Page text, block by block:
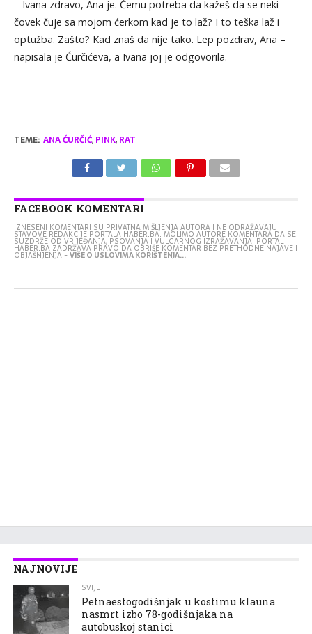
– Ivana zdravo, Ana je. Čemu potreba da kažeš da se neki
čovek čuje sa mojom ćerkom kad je to laž? I to teška laž i
optužba. Zašto? Kad znaš da nije tako. Lep pozdrav, Ana –
napisala je Ćurčićeva, a Ivana joj je odgovorila.
TEME: ANA ĆURČIĆ, PINK, RAT
FACEBOOK KOMENTARI
IZNESENI KOMENTARI SU PRIVATNA MIŠLJENJA AUTORA I NE ODRAŽAVAJU
STAVOVE REDAKCIJE PORTALA HABER.BA. MOLIMO AUTORE KOMENTARA DA SE
SUZDRŽE OD VRIJEĐANJA, PSOVANJA I VULGARNOG IZRAŽAVANJA. PORTAL
HABER.BA ZADRŽAVA PRAVO DA OBRIŠE KOMENTAR BEZ PRETHODNE NAJAVE I
OBJAŠNJENJA -VIŠE O USLOVIMA KORIŠTENJA...
NAJNOVIJE
SVIJET
Petnaestogodišnjak u kostimu klauna
nasmrt izbo 78-godišnjaka na
autobuskoj stanici